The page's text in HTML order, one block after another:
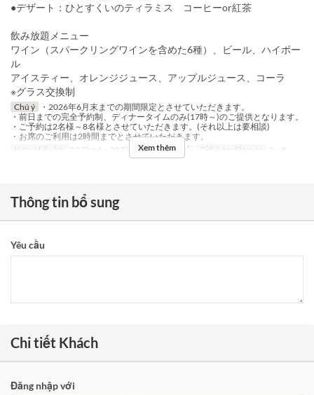
●デザート：ひとすくいのティラミス コーヒーor紅茶
飲み放題メニュー
ワイン（スパークリングワインを含めた6種）、ビール、ハイボー
ル
アイスティー、オレンジジュース、アップルジュース、コーラ
※グラス交換制
Chú ý
・2026年6月末までの期間限定とさせていただきます。
・前日までの完全予約制、ディナータイムのみ(17時～)のご提供となります。
・ご予約は2名様～8名様とさせていただきます。(それ以上は要相談)
・お席のご利用は2時間までとさせていただきます。
Ngày Hiệu lực
02 Thg 4 ~ 30 Thg 6 Bữa Bữa tối Giới hạn dặt món 2 ~ 8
Xem thêm
Thông tin bổ sung
Yêu cầu
Chi tiết Khách
Đăng nhập với